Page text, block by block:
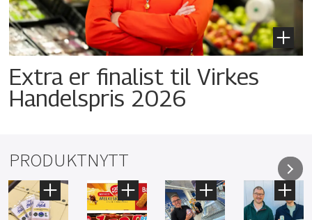
Extra er finalist til Virkes
Handelspris 2026
PRODUKTNYTT